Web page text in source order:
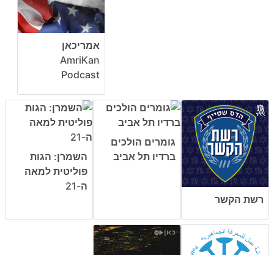
אמריכאן
AmriKan
Podcast
רשת הקשר
גומרים הולכים
ברדיו תל אביב
השמרן: הגות
פוליטית למאה
ה-21